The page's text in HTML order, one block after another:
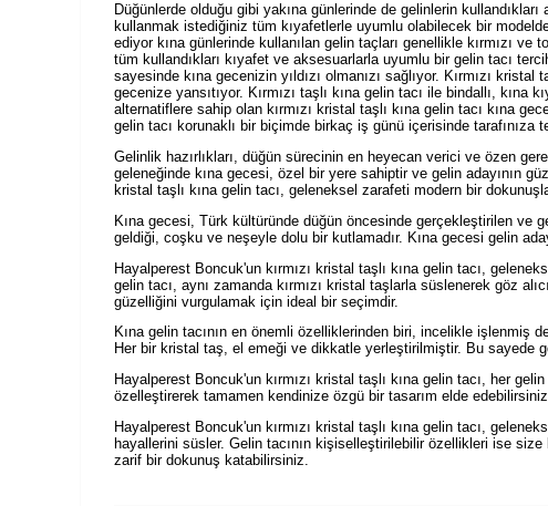
Düğünlerde olduğu gibi yakına günlerinde de gelinlerin
kullanmak istediğiniz tüm kıyafetlerle uyumlu olabilecek bir
ediyor kına günlerinde kullanılan gelin taçları genellikle kırmızı
tüm kullandıkları kıyafet ve aksesuarlarla uyumlu bir gelin tacı
sayesinde kına gecenizin yıldızı olmanızı sağlıyor. Kırmızı
gecenize yansıtıyor. Kırmızı taşlı kına gelin tacı ile bindallı,
alternatiflere sahip olan kırmızı kristal taşlı kına gelin tacı kına
gelin tacı korunaklı bir biçimde birkaç iş günü içerisinde tarafınıza
Gelinlik hazırlıkları, düğün sürecinin en heyecan verici ve özen
geleneğinde kına gecesi, özel bir yere sahiptir ve gelin adayının
kristal taşlı kına gelin tacı, geleneksel zarafeti modern bir
Kına gecesi, Türk kültüründe düğün öncesinde gerçekleştirilen ve
geldiği, coşku ve neşeyle dolu bir kutlamadır. Kına gecesi gelin
Hayalperest Boncuk'un kırmızı kristal taşlı kına gelin tacı,
gelin tacı, aynı zamanda kırmızı kristal taşlarla süslenerek göz
güzelliğini vurgulamak için ideal bir seçimdir.
Kına gelin tacının en önemli özelliklerinden biri, incelikle işlenmiş
Her bir kristal taş, el emeği ve dikkatle yerleştirilmiştir. Bu sayede
Hayalperest Boncuk'un kırmızı kristal taşlı kına gelin tacı, her
özelleştirerek tamamen kendinize özgü bir tasarım elde
Hayalperest Boncuk'un kırmızı kristal taşlı kına gelin tacı,
hayallerini süsler. Gelin tacının kişiselleştirilebilir özellikleri ise
zarif bir dokunuş katabilirsiniz.